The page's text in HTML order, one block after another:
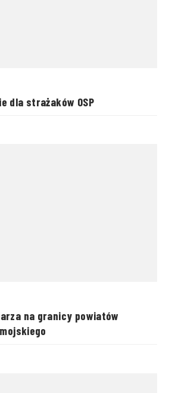
dla strażaków OSP
na granicy powiatów